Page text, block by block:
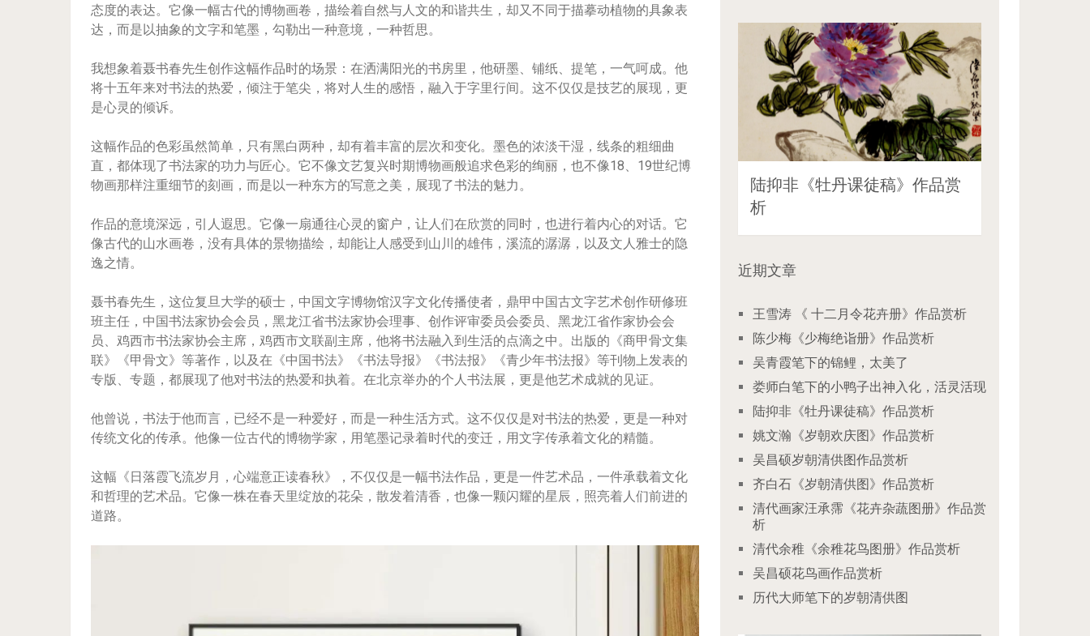
态度的表达。它像一幅古代的博物画卷，描绘着自然与人文的和谐共生，却又不同于描摹动植物的具象表
达，而是以抽象的文字和笔墨，勾勒出一种意境，一种哲思。
我想象着聂书春先生创作这幅作品时的场景：在洒满阳光的书房里，他研墨、铺纸、提笔，一气呵成。他
将十五年来对书法的热爱，倾注于笔尖，将对人生的感悟，融入于字里行间。这不仅仅是技艺的展现，更
是心灵的倾诉。
这幅作品的色彩虽然简单，只有黑白两种，却有着丰富的层次和变化。墨色的浓淡干湿，线条的粗细曲
直，都体现了书法家的功力与匠心。它不像文艺复兴时期博物画般追求色彩的绚丽，也不像18、19世纪博
物画那样注重细节的刻画，而是以一种东方的写意之美，展现了书法的魅力。
作品的意境深远，引人遐思。它像一扇通往心灵的窗户，让人们在欣赏的同时，也进行着内心的对话。它
像古代的山水画卷，没有具体的景物描绘，却能让人感受到山川的雄伟，溪流的潺潺，以及文人雅士的隐
逸之情。
聂书春先生，这位复旦大学的硕士，中国文字博物馆汉字文化传播使者，鼎甲中国古文字艺术创作研修班
班主任，中国书法家协会会员，黑龙江省书法家协会理事、创作评审委员会委员、黑龙江省作家协会会
员、鸡西市书法家协会主席，鸡西市文联副主席，他将书法融入到生活的点滴之中。出版的《商甲骨文集
联》《甲骨文》等著作，以及在《中国书法》《书法导报》《书法报》《青少年书法报》等刊物上发表的
专版、专题，都展现了他对书法的热爱和执着。在北京举办的个人书法展，更是他艺术成就的见证。
他曾说，书法于他而言，已经不是一种爱好，而是一种生活方式。这不仅仅是对书法的热爱，更是一种对
传统文化的传承。他像一位古代的博物学家，用笔墨记录着时代的变迁，用文字传承着文化的精髓。
这幅《日落霞飞流岁月，心端意正读春秋》，不仅仅是一幅书法作品，更是一件艺术品，一件承载着文化
和哲理的艺术品。它像一株在春天里绽放的花朵，散发着清香，也像一颗闪耀的星辰，照亮着人们前进的
道路。
陆抑非《牡丹课徒稿》作品赏
析
近期文章
王雪涛 《 十二月令花卉册》作品赏析
陈少梅《少梅绝诣册》作品赏析
吴青霞笔下的锦鲤，太美了
娄师白笔下的小鸭子出神入化，活灵活现
陆抑非《牡丹课徒稿》作品赏析
姚文瀚《岁朝欢庆图》作品赏析
吴昌硕岁朝清供图作品赏析
齐白石《岁朝清供图》作品赏析
清代画家汪承霈《花卉杂蔬图册》作品赏
析
清代余稚《余稚花鸟图册》作品赏析
吴昌硕花鸟画作品赏析
历代大师笔下的岁朝清供图